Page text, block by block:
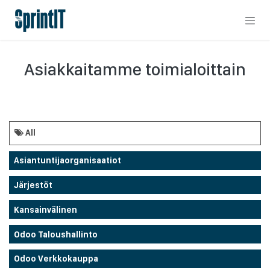
Asiakkaitamme toimialoittain
All
Asiantuntijaorganisaatiot
Järjestöt
Kansainvälinen
Odoo Taloushallinto
Odoo Verkkokauppa